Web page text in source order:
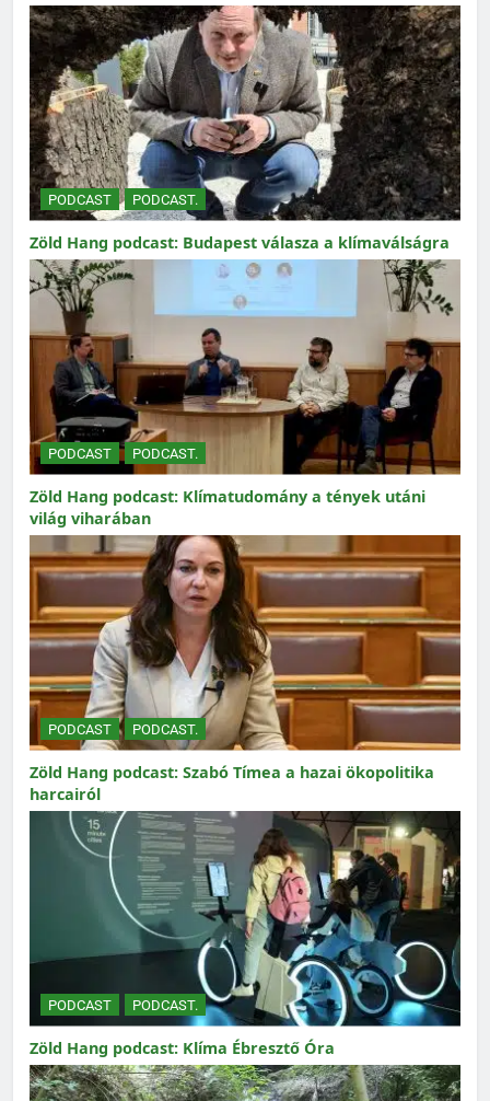
PODCAST PODCAST.
Zöld Hang podcast: Budapest válasza a klímaválságra
PODCAST PODCAST.
Zöld Hang podcast: Klímatudomány a tények utáni
világ viharában
PODCAST PODCAST.
Zöld Hang podcast: Szabó Tímea a hazai ökopolitika
harcairól
PODCAST PODCAST.
Zöld Hang podcast: Klíma Ébresztő Óra